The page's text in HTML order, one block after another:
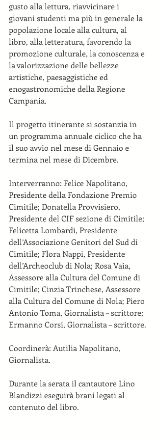
gusto alla lettura, riavvicinare i
giovani studenti ma più in generale la
popolazione locale alla cultura, al
libro, alla letteratura, favorendo la
promozione culturale, la conoscenza e
la valorizzazione delle bellezze
artistiche, paesaggistiche ed
enogastronomiche della Regione
Campania.
Il progetto itinerante si sostanzia in
un programma annuale ciclico che ha
il suo avvio nel mese di Gennaio e
termina nel mese di Dicembre.
Interverranno: Felice Napolitano,
Presidente della Fondazione Premio
Cimitile; Donatella Provvisiero,
Presidente del CIF sezione di Cimitile;
Felicetta Lombardi, Presidente
dell’Associazione Genitori del Sud di
Cimitile; Flora Nappi, Presidente
dell’Archeoclub di Nola; Rosa Vaia,
Assessore alla Cultura del Comune di
Cimitile; Cinzia Trinchese, Assessore
alla Cultura del Comune di Nola; Piero
Antonio Toma, Giornalista – scrittore;
Ermanno Corsi, Giornalista – scrittore.
Coordinerà: Autilia Napolitano,
Giornalista.
Durante la serata il cantautore Lino
Blandizzi eseguirà brani legati al
contenuto del libro.